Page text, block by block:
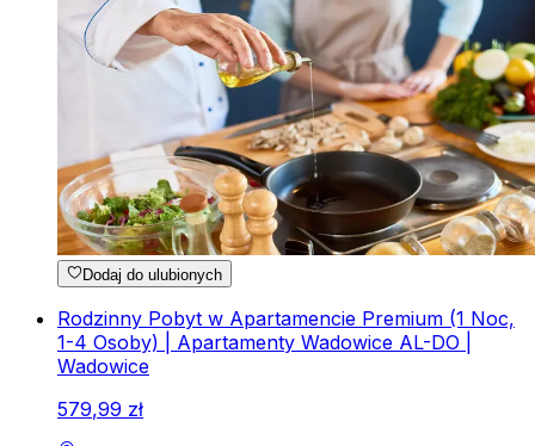
Dodaj do ulubionych
Rodzinny Pobyt w Apartamencie Premium (1 Noc,
1-4 Osoby) | Apartamenty Wadowice AL-DO |
Wadowice
579,99 zł